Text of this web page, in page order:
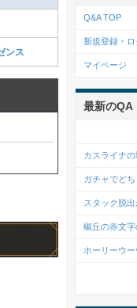
ンス
Q&A TOP
新規登録・ロ
マイページ
最新のQA
カスライナ
ガチャでど
スタック脱
椒丘の赤文
ホーリーウ